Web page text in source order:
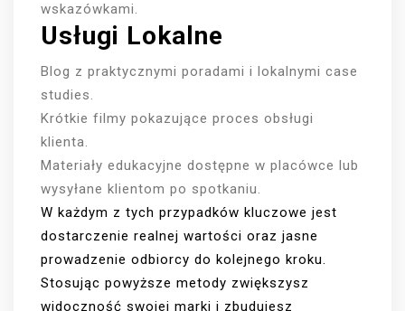
wskazówkami.
Usługi Lokalne
Blog z praktycznymi poradami i lokalnymi case
studies.
Krótkie filmy pokazujące proces obsługi
klienta.
Materiały edukacyjne dostępne w placówce lub
wysyłane klientom po spotkaniu.
W każdym z tych przypadków kluczowe jest
dostarczenie realnej wartości oraz jasne
prowadzenie odbiorcy do kolejnego kroku.
Stosując powyższe metody zwiększysz
widoczność swojej marki i zbudujesz